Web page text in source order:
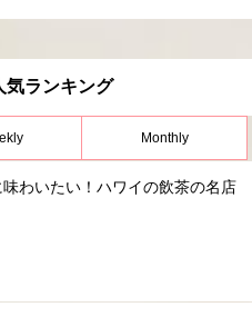
気ランキング
Monthly
わいたい！ハワイの飲茶の名店